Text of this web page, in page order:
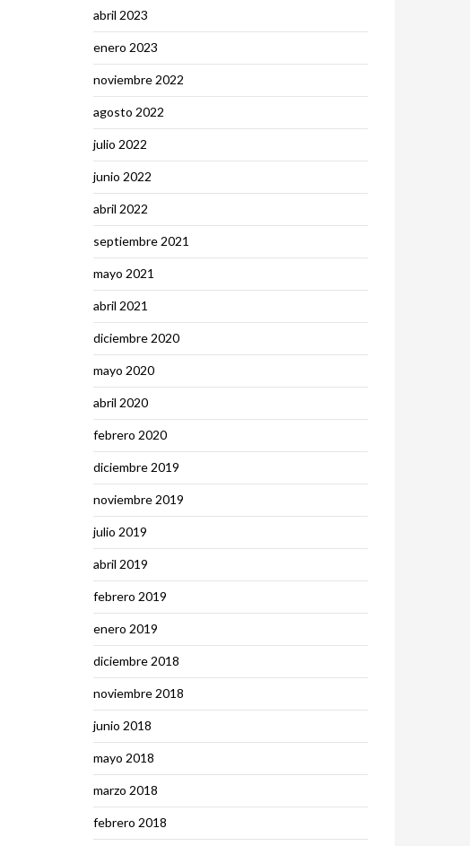
abril 2023
enero 2023
noviembre 2022
agosto 2022
julio 2022
junio 2022
abril 2022
septiembre 2021
mayo 2021
abril 2021
diciembre 2020
mayo 2020
abril 2020
febrero 2020
diciembre 2019
noviembre 2019
julio 2019
abril 2019
febrero 2019
enero 2019
diciembre 2018
noviembre 2018
junio 2018
mayo 2018
marzo 2018
febrero 2018